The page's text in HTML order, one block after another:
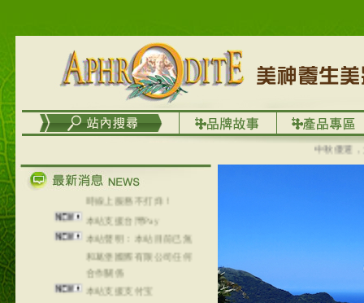
中秋優選，大
在外租屋者、居住處無管
理員、不方便在工作地點
取件者，歡迎多多使用
【郵局i郵箱】的服務喔～
【i郵箱】設立的地點，請
進入內頁連結～
Line@aphrodite2020 24小
時線上服務不打烊！
本站支援台灣Pay
本站聲明：本站目前已無
和葛堡國際有限公司任何
合作關係
本站支援支付宝
2017年1月1日起，中国大